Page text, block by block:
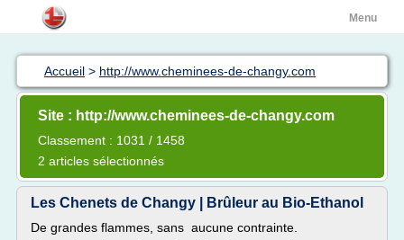
Menu
Accueil > http://www.cheminees-de-changy.com
Site : http://www.cheminees-de-changy.com
Classement : 1031 / 1458
2 articles sélectionnés
Les Chenets de Changy | Brûleur au Bio-Ethanol
De grandes flammes, sans aucune contrainte.